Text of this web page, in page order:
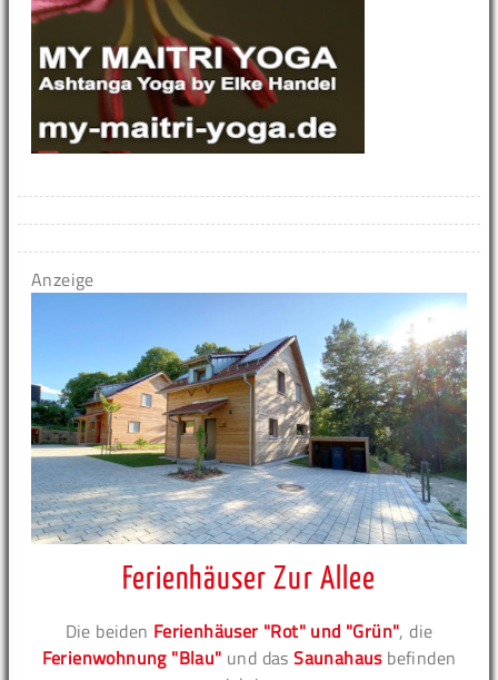
Anzeige
Ferienhäuser Zur Allee
Die beiden Ferienhäuser "Rot" und "Grün", die
Ferienwohnung "Blau" und dasSaunahausbefinden